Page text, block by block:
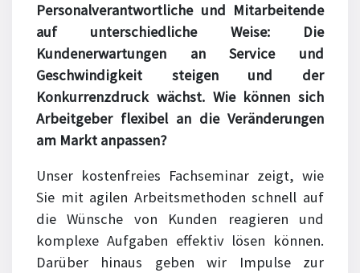
Personalverantwortliche und Mitarbeitende
auf unterschiedliche Weise: Die
Kundenerwartungen an Service und
Geschwindigkeit steigen und der
Konkurrenzdruck wächst. Wie können sich
Arbeitgeber flexibel an die Veränderungen
am Markt anpassen?
Unser kostenfreies Fachseminar zeigt, wie
Sie mit agilen Arbeitsmethoden schnell auf
die Wünsche von Kunden reagieren und
komplexe Aufgaben effektiv lösen können.
Darüber hinaus geben wir Impulse zur